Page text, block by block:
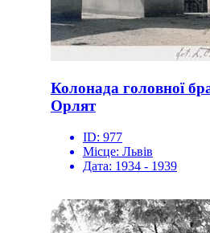
Колонада головної
Орлят
ID: 977
Місце: Львів
Дата: 1934 - 1939